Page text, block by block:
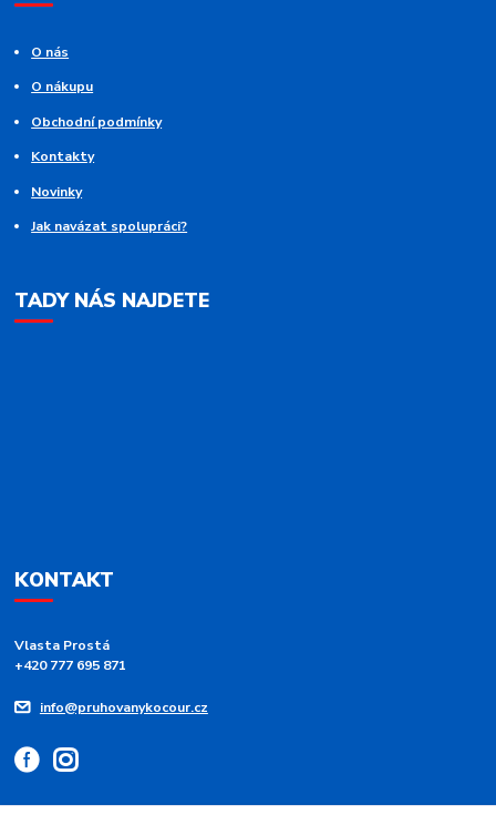
O nás
O nákupu
Obchodní podmínky
Kontakty
Novinky
Jak navázat spolupráci?
TADY NÁS NAJDETE
KONTAKT
Vlasta Prostá
+420 777 695 871
info@pruhovanykocour.cz